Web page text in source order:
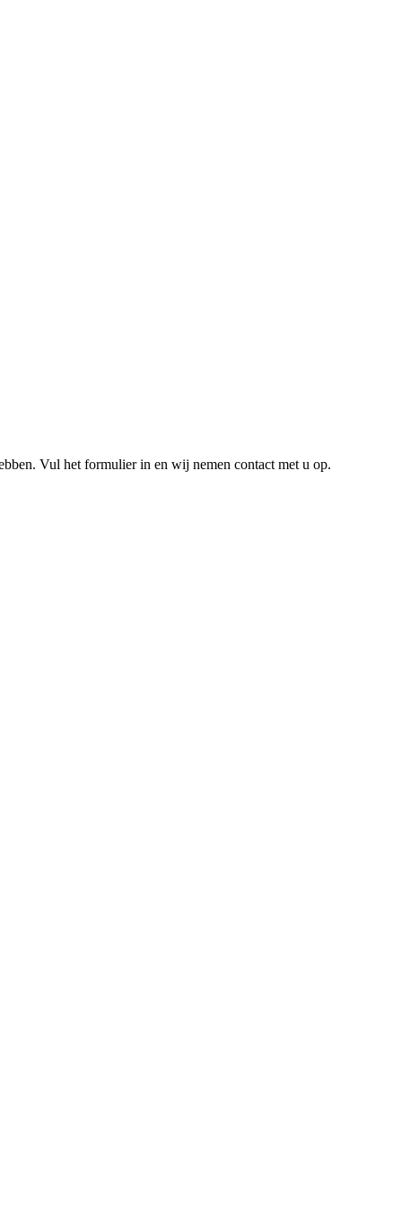
Vul het formulier in en wij nemen contact met u op.